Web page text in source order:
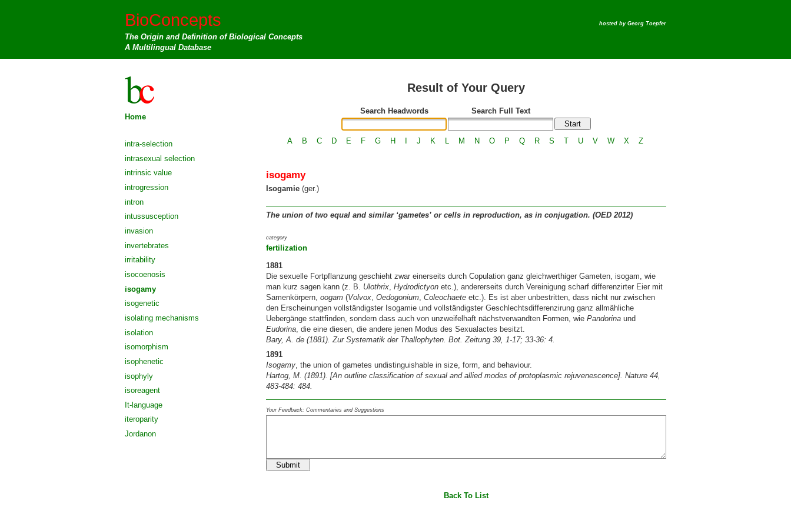
BioConcepts
The Origin and Definition of Biological Concepts
A Multilingual Database
hosted by Georg Toepfer
Home
intra-selection
intrasexual selection
intrinsic value
introgression
intron
intussusception
invasion
invertebrates
irritability
isocoenosis
isogamy
isogenetic
isolating mechanisms
isolation
isomorphism
isophenetic
isophyly
isoreagent
It-language
iteroparity
Jordanon
Result of Your Query
Search Headwords Search Full Text
A B C D E F G H I J K L M N O P Q R S T U V W X Z
isogamy
Isogamie (ger.)
The union of two equal and similar ‘gametes’ or cells in reproduction, as in conjugation. (OED 2012)
category
fertilization
1881
Die sexuelle Fortpflanzung geschieht zwar einerseits durch Copulation ganz gleichwerthiger Gameten, isogam, wie
man kurz sagen kann (z. B. Ulothrix, Hydrodictyon etc.), andererseits durch Vereinigung scharf differenzirter Eier mit
Samenkörpern, oogam (Volvox, Oedogonium, Coleochaete etc.). Es ist aber unbestritten, dass nicht nur zwischen
den Erscheinungen vollständigster Isogamie und vollständigster Geschlechtsdifferenzirung ganz allmähliche
Uebergänge stattfinden, sondern dass auch von unzweifelhaft nächstverwandten Formen, wie Pandorina und
Eudorina, die eine diesen, die andere jenen Modus des Sexualactes besitzt.
Bary, A. de (1881). Zur Systematik der Thallophyten. Bot. Zeitung 39, 1-17; 33-36: 4.
1891
Isogamy , the union of gametes undistinguishable in size, form, and behaviour.
Hartog, M. (1891). [An outline classification of sexual and allied modes of protoplasmic rejuvenescence]. Nature 44,
483-484: 484.
Your Feedback: Commentaries and Suggestions
Submit
Back To List